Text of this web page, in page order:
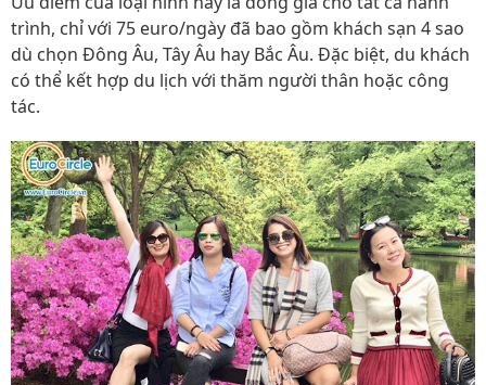
trình, chỉ với 75 euro/ngày đã bao gồm khách sạn 4 sao
dù chọn Đông Âu, Tây Âu hay Bắc Âu. Đặc biệt, du khách
có thể kết hợp du lịch với thăm người thân hoặc công
tác.